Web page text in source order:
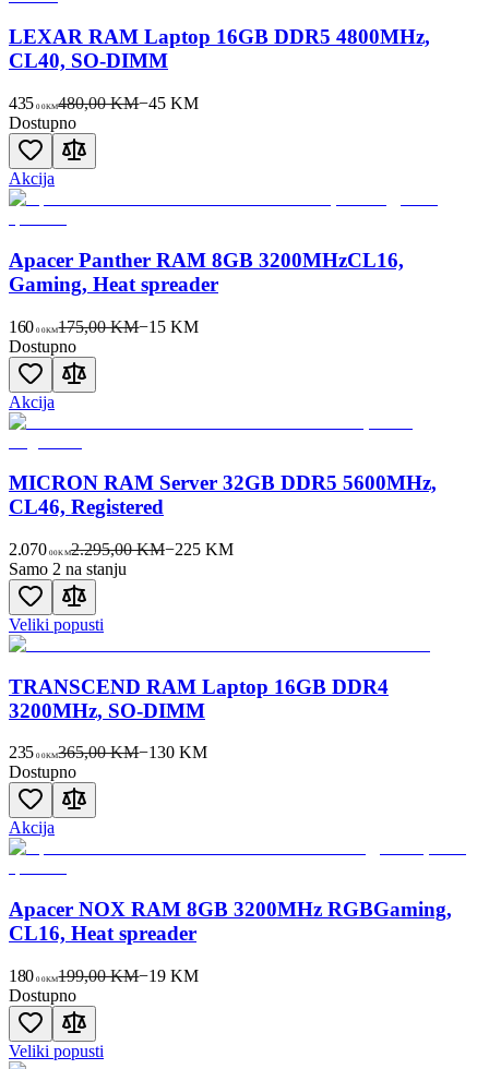
LEXAR RAM Laptop 16GB DDR5 4800MHz,
CL40, SO-DIMM
435 00KM480,00 KM−45 KM
Dostupno
Akcija
Apacer Panther RAM 8GB 3200MHzCL16,
Gaming, Heat spreader
160 00KM175,00 KM−15 KM
Dostupno
Akcija
MICRON RAM Server 32GB DDR5 5600MHz,
CL46, Registered
2.070 00KM2.295,00 KM−225KM
Samo 2 na stanju
Veliki popusti
TRANSCEND RAM Laptop 16GB DDR4
3200MHz, SO-DIMM
235 00KM365,00 KM−130 KM
Dostupno
Akcija
Apacer NOX RAM 8GB 3200MHz RGBGaming,
CL16, Heat spreader
180 00KM199,00 KM−19 KM
Dostupno
Veliki popusti